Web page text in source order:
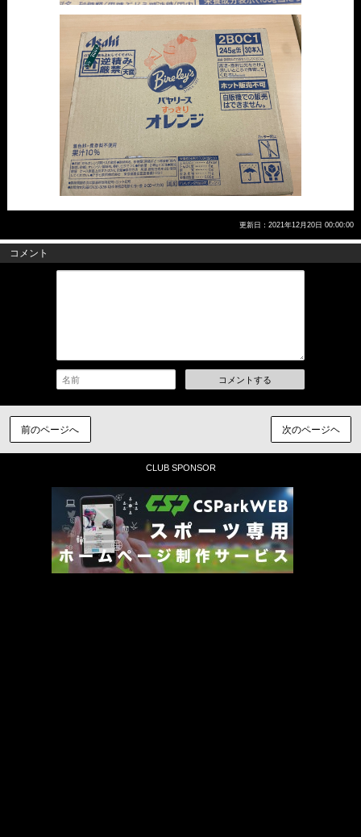
更新日：2021年12月20日 00:00:00
コメント
コメントする
前のページへ 次のページヘ
CLUB SPONSOR